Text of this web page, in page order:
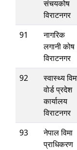
संचयकोष
विराटनगर
91
नागरिक
लगानी कोष
विराटनगर
92
स्वास्थ्य
वोर्ड प्रदेश
कार्यालय
विराटनगर
93
नेपाल विमा
प्राधिकरण